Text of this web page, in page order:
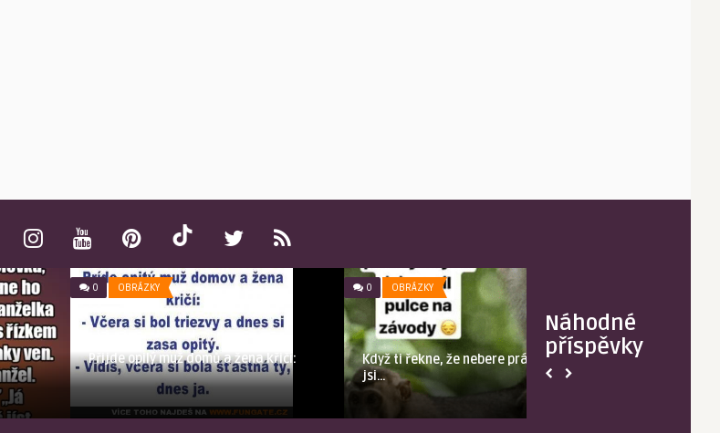
Náhodné
příspěvky
0 OBRÁZKY
Přijde opilý muž domů a žena křičí:
0 OBRÁZKY
Když ti řekne, že nebere prášky a ty
jsi…
Kam si dala